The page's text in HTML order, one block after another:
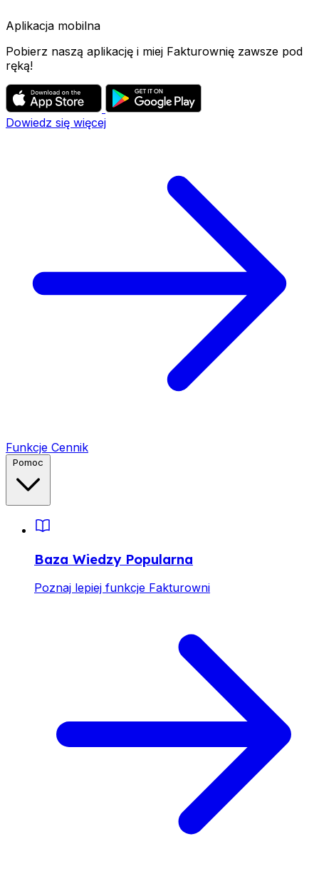
Aplikacja mobilna
Pobierz naszą aplikację i miej Fakturownię zawsze pod
ręką!
Dowiedz się więcej
Funkcje Cennik
Baza Wiedzy Popularna
Poznaj lepiej funkcje Fakturowni